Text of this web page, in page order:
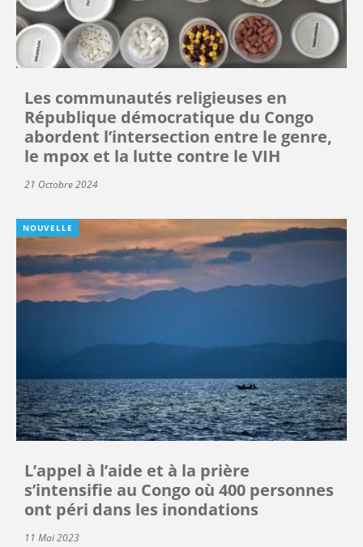
Les communautés religieuses en
République démocratique du Congo
abordent l’intersection entre le genre,
le mpox et la lutte contre le VIH
21 Octobre 2024
NOUVELLE
L’appel à l’aide et à la prière
s’intensifie au Congo où 400 personnes
ont péri dans les inondations
11 Mai 2023